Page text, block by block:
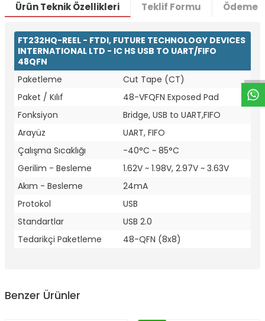
W
h
t
a
p
p
D
e
s
e
H
a
t
t
Ürün Teknik Özellikleri Teklif Formu Ödeme
FT232HQ-REEL - FTDI, FUTURE TECHNOLOGY DEVICES
INTERNATIONAL LTD - IC HS USB TO UART/FIFO
48QFN
Paketleme
Cut Tape (CT)
Paket / Kılıf
48-VFQFN Exposed Pad
Fonksiyon
Bridge, USB to UART,FIFO
Arayüz
UART, FIFO
Çalışma Sıcaklığı
-40°C ~ 85°C
Gerilim - Besleme
1.62V ~ 1.98V, 2.97V ~ 3.63V
Akım - Besleme
24mA
Protokol
USB
Standartlar
USB 2.0
Tedarikçi Paketleme
48-QFN (8x8)
Benzer Ürünler